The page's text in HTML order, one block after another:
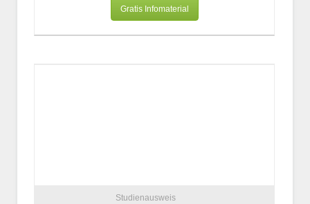
Gratis Infomaterial
Studienausweis